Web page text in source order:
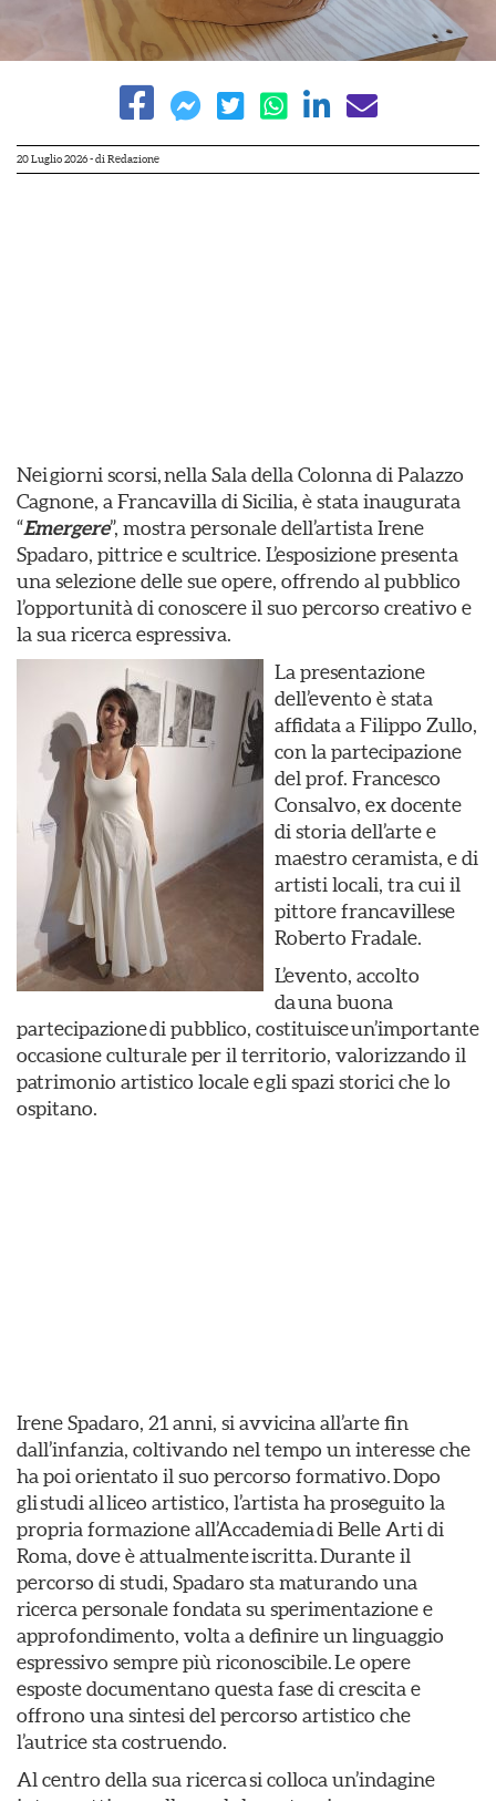
20 Luglio 2026- di Redazione
Nei giorni scorsi, nella Sala della Colonna di Palazzo
Cagnone, a Francavilla di Sicilia, è stata inaugurata
“Emergere”, mostra personale dell’artista Irene
Spadaro, pittrice e scultrice. L’esposizione presenta
una selezione delle sue opere, offrendo al pubblico
l’opportunità di conoscere il suo percorso creativo e
la sua ricerca espressiva.
La presentazione
dell’evento è stata
affidata a Filippo Zullo,
con la partecipazione
del prof. Francesco
Consalvo, ex docente
di storia dell’arte e
maestro ceramista, e di
artisti locali, tra cui il
pittore francavillese
Roberto Fradale.
L’evento, accolto
da una buona
partecipazione di pubblico, costituisce un’importante
occasione culturale per il territorio, valorizzando il
patrimonio artistico locale e gli spazi storici che lo
ospitano.
Irene Spadaro, 21 anni, si avvicina all’arte fin
dall’infanzia, coltivando nel tempo un interesse che
ha poi orientato il suo percorso formativo. Dopo
gli studi al liceo artistico, l’artista ha proseguito la
propria formazione all’Accademia di Belle Arti di
Roma, dove è attualmente iscritta. Durante il
percorso di studi, Spadaro sta maturando una
ricerca personale fondata su sperimentazione e
approfondimento, volta a definire un linguaggio
espressivo sempre più riconoscibile. Le opere
esposte documentano questa fase di crescita e
offrono una sintesi del percorso artistico che
l’autrice sta costruendo.
Al centro della sua ricerca si colloca un’indagine